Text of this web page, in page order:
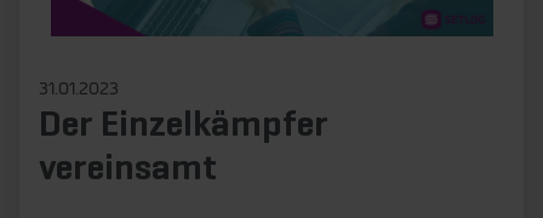
31.01.2023
Der Einzelkämpfer
vereinsamt